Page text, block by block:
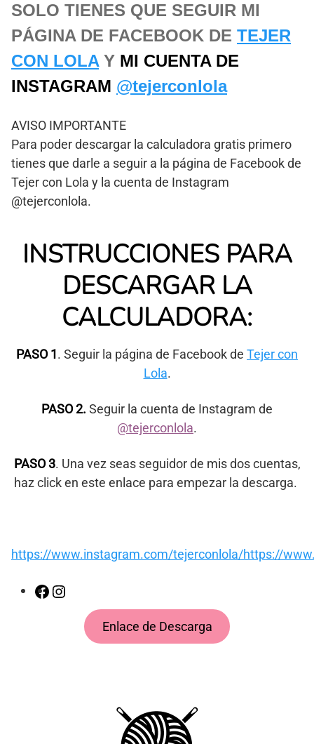
SOLO TIENES QUE SEGUIR MI
PÁGINA DE FACEBOOK DE TEJER
CON LOLAY MI CUENTA DE
INSTAGRAM @tejerconlola
AVISO IMPORTANTE
Para poder descargar la calculadora gratis primero
tienes que darle a seguir a la página de Facebook de
Tejer con Lola y la cuenta de Instagram
@tejerconlola.
INSTRUCCIONES PARA
DESCARGAR LA
CALCULADORA:
PASO 1. Seguir la página de Facebook de Tejer con
Lola.
PASO 2. Seguir la cuenta de Instagram de
@tejerconlola.
PASO 3. Una vez seas seguidor de mis dos cuentas,
haz click en este enlace para empezar la descarga.
https://www.instagram.com/tejerconlola/https://
Facebook
Enlace de Descarga